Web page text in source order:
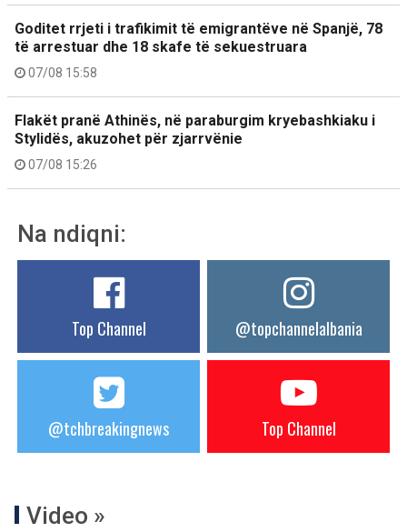
Goditet rrjeti i trafikimit të emigrantëve në Spanjë, 78
të arrestuar dhe 18 skafe të sekuestruara
07/08 15:58
Flakët pranë Athinës, në paraburgim kryebashkiaku i
Stylidës, akuzohet për zjarrvënie
07/08 15:26
Na ndiqni:
Top Channel @topchannelalbania
@tchbreakingnews Top Channel
Video »